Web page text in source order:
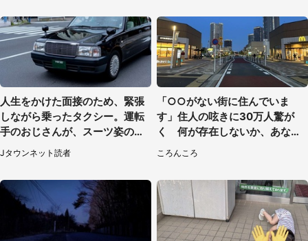
人生をかけた面接のため、緊張
しながら乗ったタクシー。運転
手のおじさんが、スーツ姿の私
を見て...（福岡県・30代女性）
Jタウンネット読者
「○○がない街に住んでいま
す」住人の呟きに30万人驚が
く 何が存在しないか、あなた
ころんころ